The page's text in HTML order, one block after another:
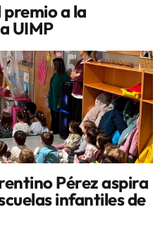
a la
UIMP
Pérez aspira
infantiles de